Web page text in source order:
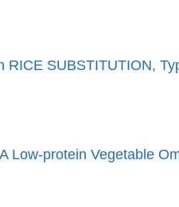
SUBSTITUTION,
protein Vegetable